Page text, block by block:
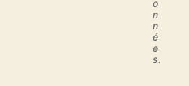
o
n
n
é
e
s.